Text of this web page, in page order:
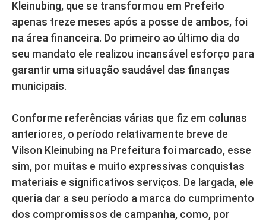
Kleinubing, que se transformou em Prefeito
apenas treze meses após a posse de ambos, foi
na área financeira. Do primeiro ao último dia do
seu mandato ele realizou incansável esforço para
garantir uma situação saudável das finanças
municipais.
Conforme referências várias que fiz em colunas
anteriores, o período relativamente breve de
Vilson Kleinubing na Prefeitura foi marcado, esse
sim, por muitas e muito expressivas conquistas
materiais e significativos serviços. De largada, ele
queria dar a seu período a marca do cumprimento
dos compromissos de campanha, como, por